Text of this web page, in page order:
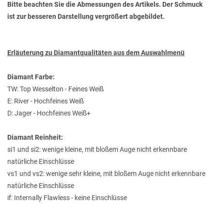
Bitte beachten Sie die Abmessungen des Artikels. Der Schmuck
ist zur besseren Darstellung vergrößert abgebildet.
Erläuterung zu Diamantqualitäten aus dem Auswahlmenü
Diamant Farbe:
TW: Top Wesselton - Feines Weiß
E: River - Hochfeines Weiß
D: Jager - Hochfeines Weiß+
Diamant Reinheit:
si1 und si2: wenige kleine, mit bloßem Auge nicht erkennbare
natürliche Einschlüsse
vs1 und vs2: wenige sehr kleine, mit bloßem Auge nicht erkennbare
natürliche Einschlüsse
if: Internally Flawless - keine Einschlüsse